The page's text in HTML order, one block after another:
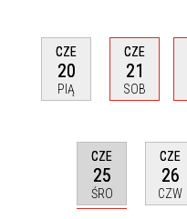
CZE
20
PIĄ
CZE
21
SOB
CZE
25
ŚRO
CZE
26
CZW